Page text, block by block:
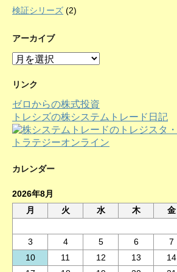
検証シリーズ (2)
アーカイブ
ア
カ
ブ
リンク
ゼロからの株式投資
トレシズの株システムトレード日記
カレンダー
2026年8月
月
火 水 木 金
3
4 5 6 7
10
11 12 13 14